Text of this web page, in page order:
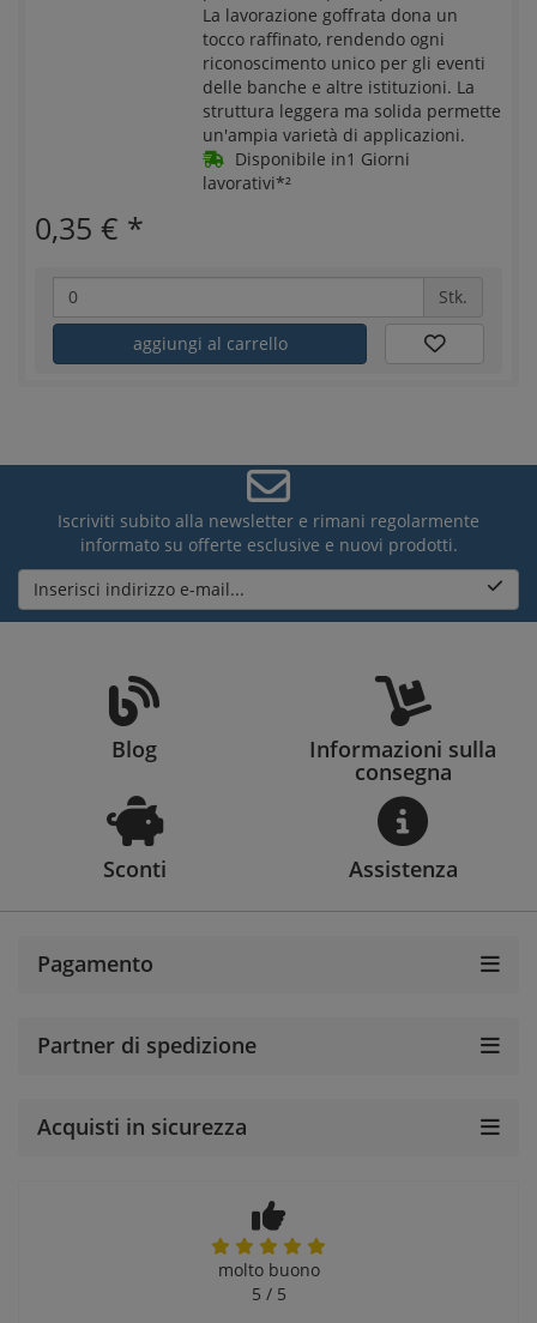
La lavorazione goffrata dona un
tocco raffinato, rendendo ogni
riconoscimento unico per gli eventi
delle banche e altre istituzioni. La
struttura leggera ma solida permette
un'ampia varietà di applicazioni.
Disponibile in1 Giorni
lavorativi*²
0,35 € *
Stk.
aggiungi al carrello
Iscriviti subito alla newsletter e rimani regolarmente
informato su offerte esclusive e nuovi prodotti.
Inserisci indirizzo e-mail...
Blog Informazioni sulla
consegna
Sconti Assistenza
Pagamento
Partner di spedizione
Acquisti in sicurezza
molto buono
5 / 5